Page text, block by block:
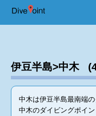
伊豆半
伊豆半島>中木
中木は伊豆半島最南端
中木のダイビングポイ